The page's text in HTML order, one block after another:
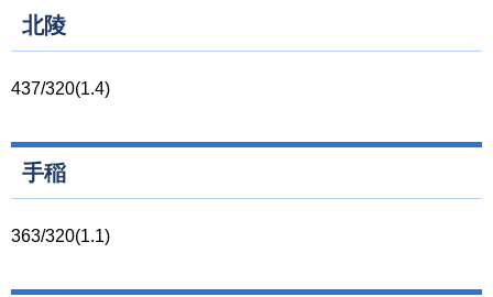
北陵
437/320(1.4)
手稲
363/320(1.1)